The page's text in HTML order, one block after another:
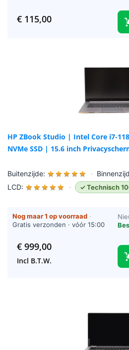
€115,00
HP ZBook Studio | Intel Core i7-
NVMe SSD | 15.6 inch
Buitenzijde: ★ ★ ★ ★ ★ ·
LCD: ★ ★ ★ ★ ★ · ✓ Technisch
Nog maar 1 op voorraad ·
Gratis verzonden · vóór 15:00
€999,00
Incl B.T.W.